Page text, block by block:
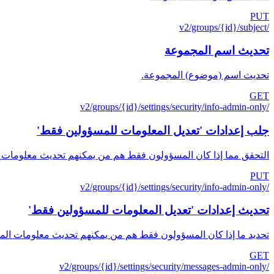
PUT
/v2/groups/{id}/subject
تحديث اسم المجموعة
تحديث اسم (موضوع) المجموعة.
GET
/v2/groups/{id}/settings/security/info-admin-only
جلب إعدادات 'تعديل المعلومات للمسؤولين فقط'
التحقق مما إذا كان المسؤولون فقط هم من يمكنهم تحديث
PUT
/v2/groups/{id}/settings/security/info-admin-only
تحديث إعدادات 'تعديل المعلومات للمسؤولين فقط'
تحديد ما إذا كان المسؤولون فقط هم من يمكنهم تحديث معلومات
GET
/v2/groups/{id}/settings/security/messages-admin-only